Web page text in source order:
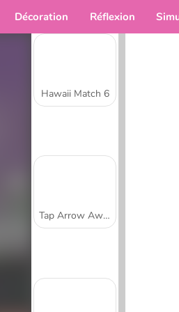
Décoration Réflexion
Hawaii Match 6
Tap Arrow Away